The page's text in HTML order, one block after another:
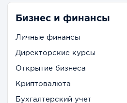
Бизнес и финансы
Личные финансы
Директорские курсы
Открытие бизнеса
Криптовалюта
Бухгалтерский учет